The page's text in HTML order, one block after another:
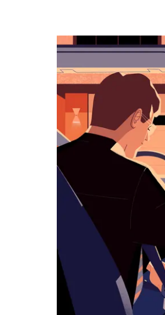
览
历
日
期。
退
日
历。